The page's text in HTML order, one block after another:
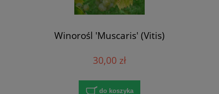
Winorośl 'Muscaris' (Vitis)
30,00 zł
do koszyka